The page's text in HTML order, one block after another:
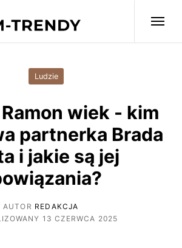
Ludzie
wiek - kim
partnerka Brada
i jakie są jej
AUTOR REDAKCJA
13 CZERWCA 2025